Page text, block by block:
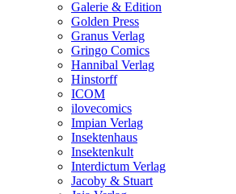
Galerie & Edition
Golden Press
Granus Verlag
Gringo Comics
Hannibal Verlag
Hinstorff
ICOM
ilovecomics
Impian Verlag
Insektenhaus
Insektenkult
Interdictum Verlag
Jacoby & Stuart